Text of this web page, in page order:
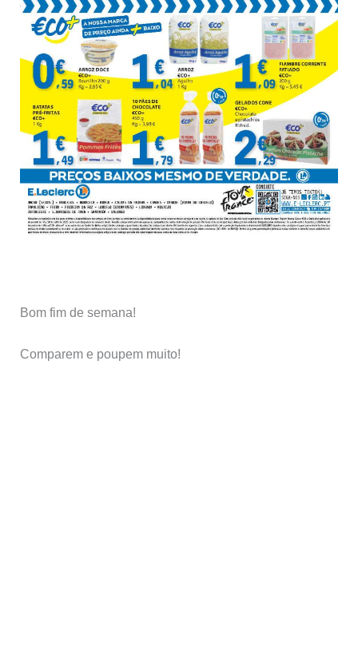
Bom fim de semana!
Comparem e poupem muito!